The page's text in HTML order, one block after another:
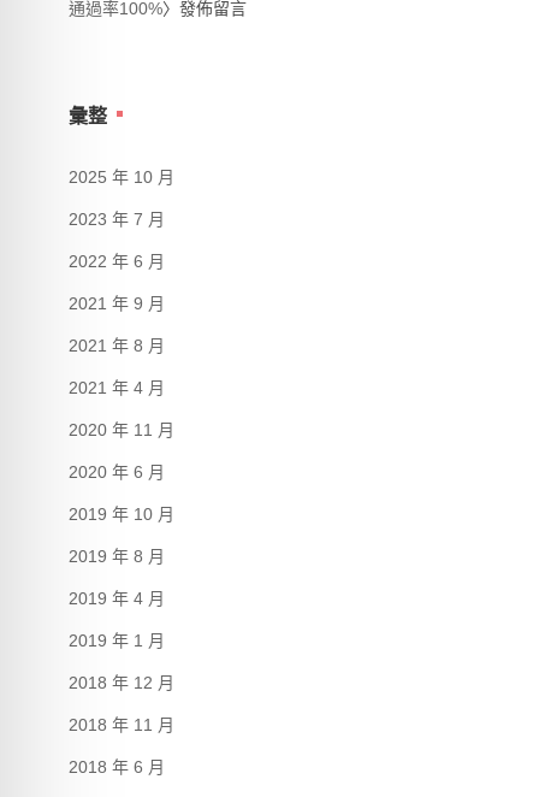
通過率100%〉發佈留言
彙整
2025 年 10 月
2023 年 7 月
2022 年 6 月
2021 年 9 月
2021 年 8 月
2021 年 4 月
2020 年 11 月
2020 年 6 月
2019 年 10 月
2019 年 8 月
2019 年 4 月
2019 年 1 月
2018 年 12 月
2018 年 11 月
2018 年 6 月